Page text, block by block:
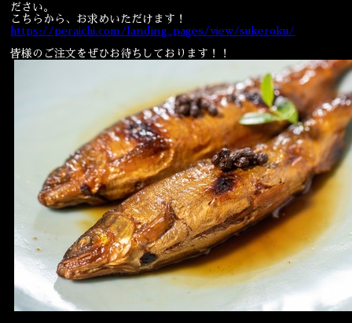
ださい。
こちらから、お求めいただけます！
https://peraichi.com/landing_pages/view/sukeroku/
皆様のご注文をぜひお待ちしております！！